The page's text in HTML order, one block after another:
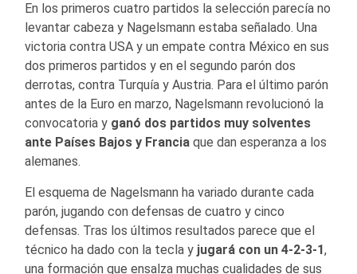
En los primeros cuatro partidos la selección parecía no
levantar cabeza y Nagelsmann estaba señalado. Una
victoria contra USA y un empate contra México en sus
dos primeros partidos y en el segundo parón dos
derrotas, contra Turquía y Austria. Para el último parón
antes de la Euro en marzo, Nagelsmann revolucionó la
convocatoria y ganó dos partidos muy solventes
ante Países Bajos y Francia que dan esperanza a los
alemanes.
El esquema de Nagelsmann ha variado durante cada
parón, jugando con defensas de cuatro y cinco
defensas. Tras los últimos resultados parece que el
técnico ha dado con la tecla y jugará con un 4-2-3-1,
una formación que ensalza muchas cualidades de sus